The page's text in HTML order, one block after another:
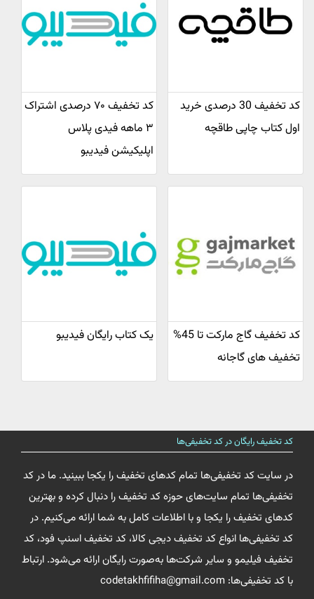
کد تخفیف 30 درصدی خرید
اول کتاب چاپی طاقچه
کد تخفیف ۷۰ درصدی اشتراک
۳ ماهه فیدی پلاس
اپلیکیشن فیدیبو
کد تخفیف گاج مارکت تا 45%
تخفیف های گاجانه
یک کتاب رایگان فیدیبو
کد تخفیف رایگان در کد تخفیفی‌ها
در سایت کد تخفیفی‌ها تمام کدهای تخفیف را یکجا ببینید. ما در کد
تخفیفی‌ها تمام سایت‌های حوزه کد تخفیف را دنبال کرده و بهترین
کدهای تخفیف را یکجا و با اطلاعات کامل به شما ارائه می‌کنیم. در
کد تخفیفی‌ها انواع کد تخفیف دیجی کالا، کد تخفیف اسنپ فود، کد
تخفیف فیلیمو و سایر شرکت‌ها به‌صورت رایگان ارائه می‌شود. ارتباط
با کد تخفیفی‌ها: codetakhfifiha@gmail.com